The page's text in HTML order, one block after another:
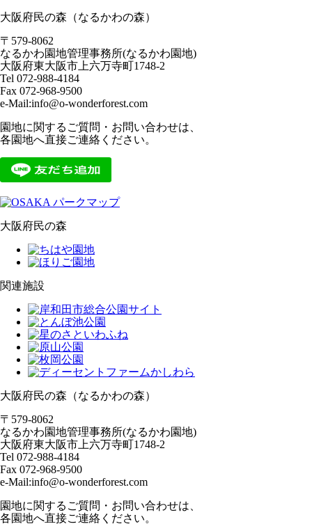
大阪府民の森（なるかわの森）
〒579-8062
なるかわ園地管理事務所(なるかわ園地)
大阪府東大阪市上六万寺町1748-2
Tel 072-988-4184
Fax 072-968-9500
e-Mail:info@o-wonderforest.com
園地に関するご質問・お問い合わせは、
各園地へ直接ご連絡ください。
大阪府民の森
関連施設
大阪府民の森（なるかわの森）
〒579-8062
なるかわ園地管理事務所(なるかわ園地)
大阪府東大阪市上六万寺町1748-2
Tel 072-988-4184
Fax 072-968-9500
e-Mail:info@o-wonderforest.com
園地に関するご質問・お問い合わせは、
各園地へ直接ご連絡ください。